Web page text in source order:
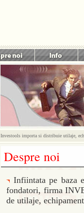
Investools importa si distribuie utilaje,
Despre noi
Infiintata pe baza
fondatori, firma
de utilaje,